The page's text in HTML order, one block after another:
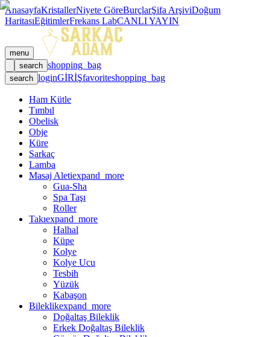
AnasayfaKristallerNiyete GöreBurçlarŞifa ArşiviDoğum
HaritasıEğitimlerFrekans LabCANLI YAYIN
menu
search shopping_bag
search loginGİRİŞfavoriteshopping_bag
Ham Kütle
Tımbıl
Obelisk
Obje
Küre
Sarkaç
Lamba
Masaj Aletiexpand_more
Gua-Sha
Spa Taşı
Roller
Takıexpand_more
Halhal
Küpe
Kolye
Kolye Ucu
Tesbih
Yüzük
Kabaşon
Bileklikexpand_more
Doğaltaş Bileklik
Erkek Doğaltaş Bileklik